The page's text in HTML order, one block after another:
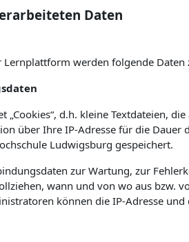
Daten
werden folgende Daten
„Cookies“, d.h. kleine Textdateien,
über Ihre IP-Adresse für die
Ludwigsburg gespeichert.
zur Wartung, zur
wann und von wo aus bzw.
können die IP-Adresse